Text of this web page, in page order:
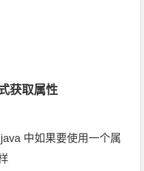
获取属性
中如果要使用一个属